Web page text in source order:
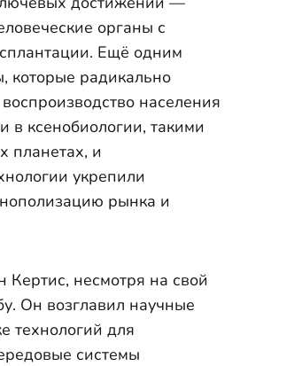
органы с
Ещё одним
которые радикально
населения
в ксенобиологии, такими
планетах, и
укрепили
рынка и
несмотря на свой
Он возглавил научные
технологий для
системы